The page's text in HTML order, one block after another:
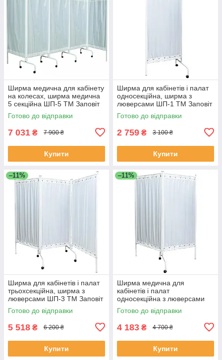
Ширма медична для кабінету
на колесах, ширма медична
5 секційна ШП-5 ТМ Заповіт
Готово до відправки
7 031 ₴ 7 900 ₴
Купити
Ширма для кабінетів і палат
односекційна, ширма з
люверсами ШП-1 ТМ Заповіт
Готово до відправки
2 759 ₴ 3 100 ₴
Купити
–11%
Ширма для кабінетів і палат
трьохсекційна, ширма з
люверсами ШП-3 ТМ Заповіт
Готово до відправки
5 518 ₴ 6 200 ₴
Купити
–11%
Ширма медична для
кабінетів і палат
односекційна з люверсами
ШП-2 ТМ Заповіт
Готово до відправки
4 183 ₴ 4 700 ₴
Купити